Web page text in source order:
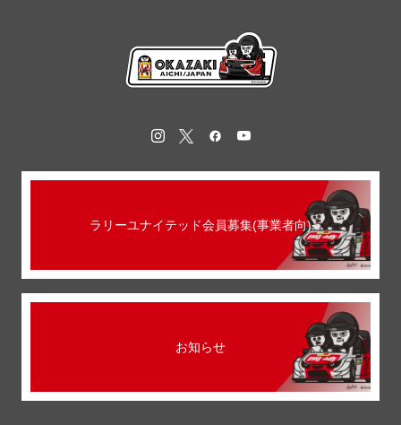
ラリーユナイテッド会員募集(事業者向)
お知らせ